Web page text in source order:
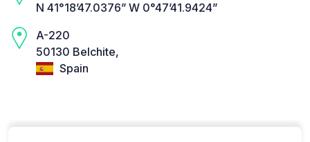
N 41°18’47.0376” W 0°47’41.9424”
A-220
50130 Belchite,
Spain